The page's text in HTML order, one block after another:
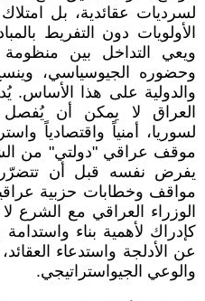
لسرديات عقائدية، بل
الأولويات دون التفريط
ويعي التداخل بين منظومة
وحضوره الجيوسياسي،
والدولية على هذا الأساس.
العراق لا يمكن أن يُفصل
لسوريا، أمنياً واقتصادياً
موقف عراقي "دولتي" من
يفرض نفسه قبل أن
مواقف وخطابات حزبية
الوزراء العراقي مع الشرع
كإدراك لأهمية بناء
عن الأدلجة واستدعاء
والوعي الجيواستراتيجي.